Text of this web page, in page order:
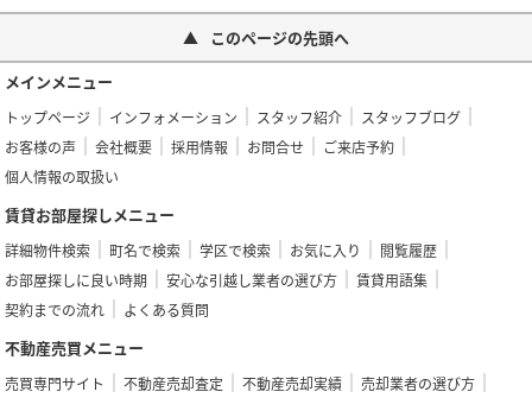
このページの先頭へ
メインメニュー
トップページ インフォメーション スタッフ紹介
スタッフブログ
お客様の声
会社概要 採用情報 お問合せ
ご来店予約
個人情報の取扱い
賃貸お部屋探しメニュー
詳細物件検索 町名で検索 学区で検索 お気に入り
閲覧履歴
お部屋探しに良い時期
安心な引越し業者の選び方
賃貸用語集
契約までの流れ
よくある質問
不動産売買メニュー
売買専門サイト 不動産売却査定 不動産売却実績
売却業者の選び方